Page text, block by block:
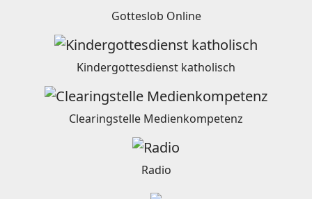
Gotteslob Online
Kindergottesdienst katholisch
Clearingstelle Medienkompetenz
Radio